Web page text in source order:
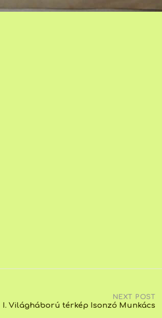
NEXT POST
I. Világháború térkép Isonzó Munkács